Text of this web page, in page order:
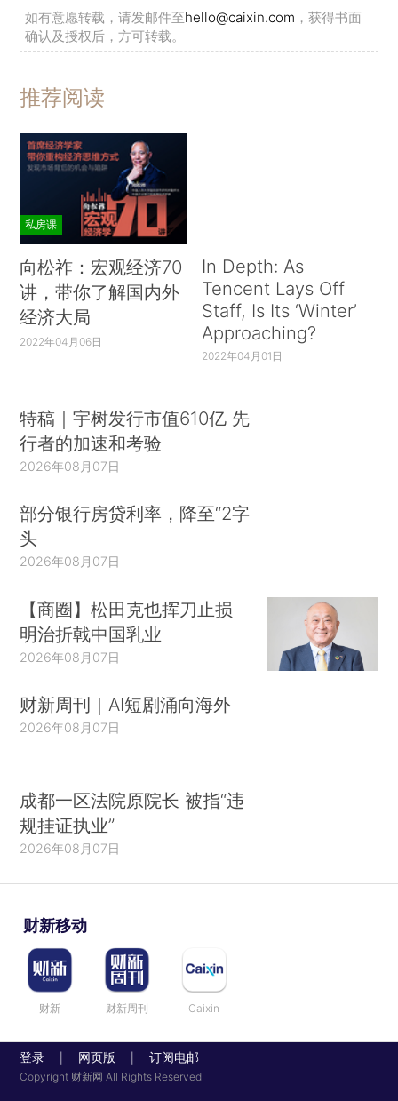
如有意愿转载，请发邮件至hello@caixin.com ，获得书面
确认及授权后，方可转载。
推荐阅读
私房课
向松祚：宏观经济70
讲，带你了解国内外
经济大局
2022年04月06日
In Depth: As
Tencent Lays Off
Staff, Is Its ‘Winter’
Approaching?
2022年04月01日
特稿｜宇树发行市值610亿 先
行者的加速和考验
2026年08月07日
部分银行房贷利率，降至“2字
头
2026年08月07日
【商圈】松田克也挥刀止损
明治折戟中国乳业
2026年08月07日
财新周刊｜AI短剧涌向海外
2026年08月07日
成都一区法院原院长 被指“违
规挂证执业”
2026年08月07日
财新移动
财新 财新周刊 Caixin
登录 网页版 订阅电邮
Copyright 财新网 All Rights Reserved